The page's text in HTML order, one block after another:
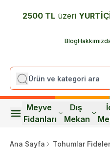
2500 TL üzeri
Blog
Meyve
Fidanları
Dış
Mekan
Ana Sayfa
Tohumlar Fideler